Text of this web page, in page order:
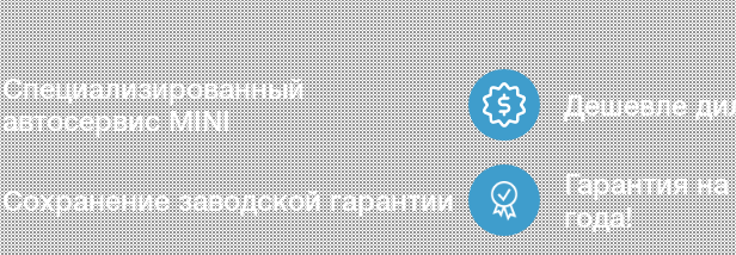
Специализированный
автосервис MINI
Дешевле
Сохранение заводской гарантии
Гарантия
года!